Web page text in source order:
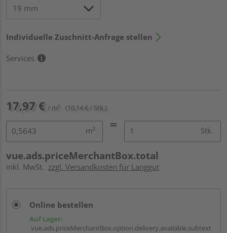
Individuelle Zuschnitt-Anfrage stellen
Services
17,97 € / m² (10,14 € / Stk.)
m² Stk.
vue.ads.priceMerchantBox.total
inkl. MwSt. zzgl. Versandkosten für Langgut
Online bestellen
Auf Lager:
vue.ads.priceMerchantBox.option.delivery.available.subtext